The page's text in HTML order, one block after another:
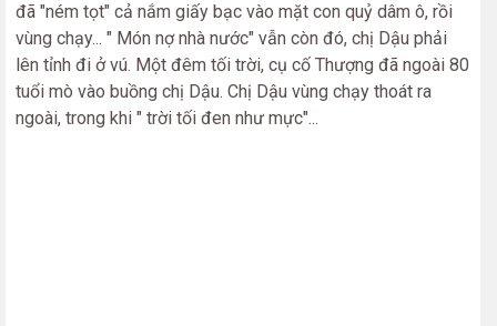
đã "ném tọt" cả nắm giấy bạc vào mặt con quỷ dâm ô, rồi
vùng chạy... " Món nợ nhà nước" vẫn còn đó, chị Dậu phải
lên tỉnh đi ở vú. Một đêm tối trời, cụ cố Thượng đã ngoài 80
tuổi mò vào buồng chị Dậu. Chị Dậu vùng chạy thoát ra
ngoài, trong khi " trời tối đen như mực"...